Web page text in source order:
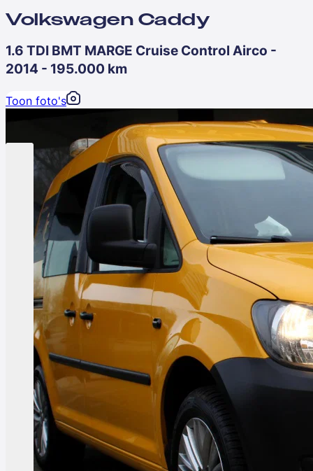
Volkswagen Caddy
1.6 TDI BMT MARGE Cruise Control Airco -
2014 - 195.000 km
Toon foto's